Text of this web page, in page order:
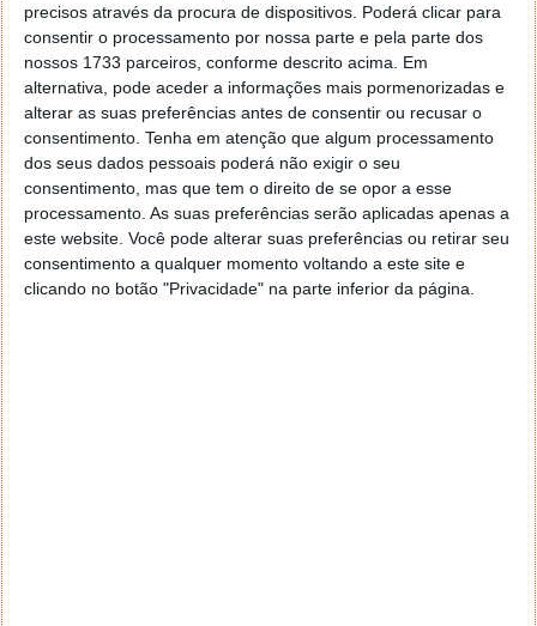
precisos através da procura de dispositivos. Poderá clicar para
consentir o processamento por nossa parte e pela parte dos
nossos 1733 parceiros, conforme descrito acima. Em
alternativa, pode aceder a informações mais pormenorizadas e
alterar as suas preferências antes de consentir ou recusar o
consentimento. Tenha em atenção que algum processamento
dos seus dados pessoais poderá não exigir o seu
consentimento, mas que tem o direito de se opor a esse
processamento. As suas preferências serão aplicadas apenas a
este website. Você pode alterar suas preferências ou retirar seu
consentimento a qualquer momento voltando a este site e
clicando no botão "Privacidade" na parte inferior da página.
nem se desloquem à capital.
Na estrada também é preciso muito cuidado,
especialmente com a aquaplanagem (lençol de água).
Saiba o que é e o que fazer.